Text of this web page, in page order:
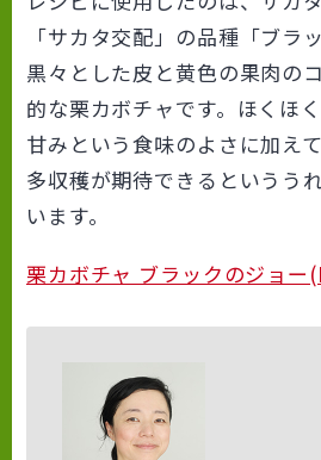
「サカタ交配」の品種「ブラ
黒々とした皮と黄色の果肉の
的な栗カボチャです。ほくほ
甘みという食味のよさに加え
多収穫が期待できるというう
います。
栗カボチャ ブラックのジョー